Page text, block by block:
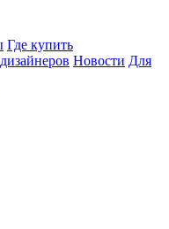
Где купить
Новости Для